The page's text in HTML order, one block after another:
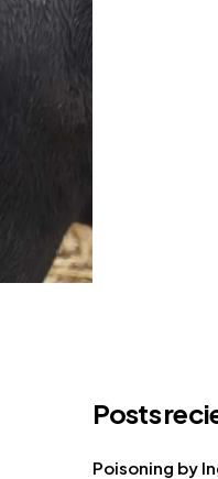
Posts
Poisoning by